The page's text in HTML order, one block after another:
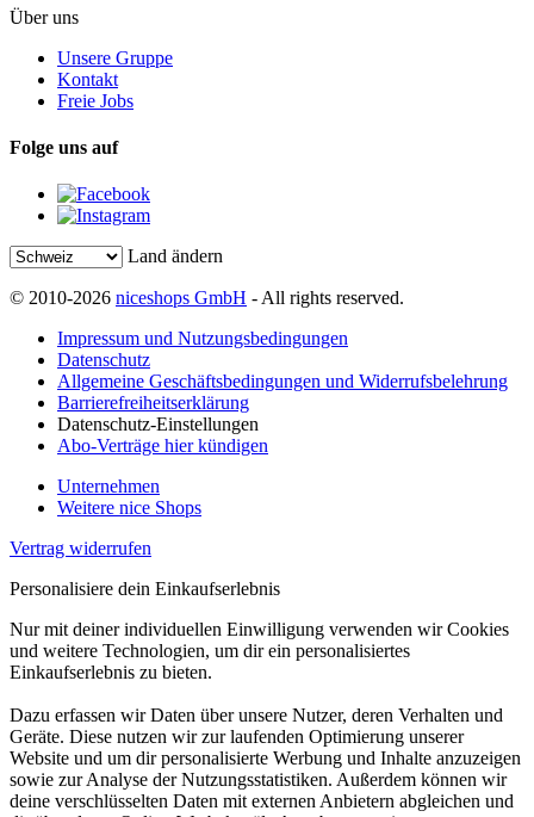
Über uns
Unsere Gruppe
Kontakt
Freie Jobs
Folge uns auf
Land ändern
© 2010-2026 niceshops GmbH - All rights reserved.
Impressum und Nutzungsbedingungen
Datenschutz
Allgemeine Geschäftsbedingungen und Widerrufsbelehrung
Barrierefreiheitserklärung
Datenschutz-Einstellungen
Abo-Verträge hier kündigen
Unternehmen
Weitere nice Shops
Vertrag widerrufen
Personalisiere dein Einkaufserlebnis
Nur mit deiner individuellen Einwilligung verwenden wir Cookies
und weitere Technologien, um dir ein personalisiertes
Einkaufserlebnis zu bieten.
Dazu erfassen wir Daten über unsere Nutzer, deren Verhalten und
Geräte. Diese nutzen wir zur laufenden Optimierung unserer
Website und um dir personalisierte Werbung und Inhalte anzuzeigen
sowie zur Analyse der Nutzungsstatistiken. Außerdem können wir
deine verschlüsselten Daten mit externen Anbietern abgleichen und